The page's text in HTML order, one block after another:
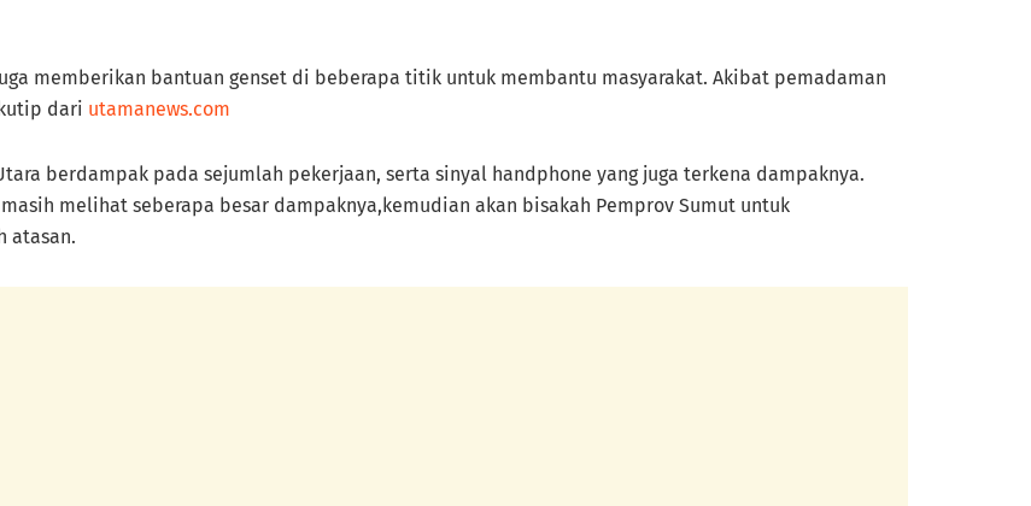
memberikan bantuan genset di beberapa titik untuk membantu masyarakat. Akibat pemadaman
dari utamanews.com
berdampak pada sejumlah pekerjaan, serta sinyal handphone yang juga terkena dampaknya.
melihat seberapa besar dampaknya,kemudian akan bisakah Pemprov Sumut untuk
atasan.